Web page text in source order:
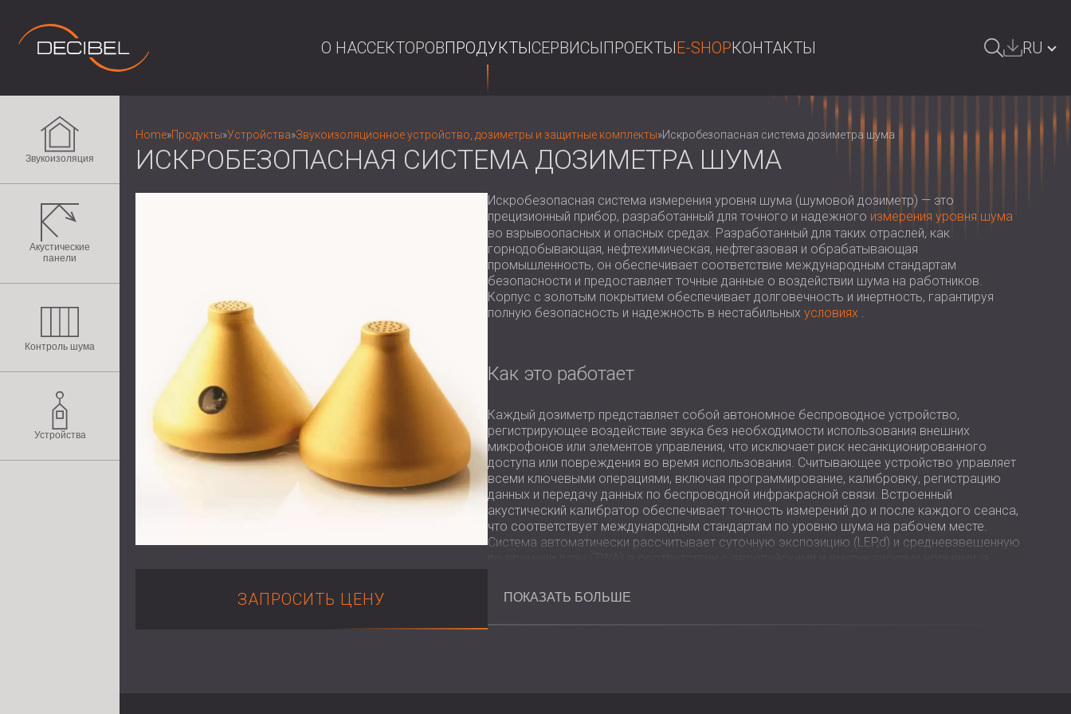
О НАССЕКТОРОВПРОДУКТЫСЕРВИСЫПРОЕКТЫE-SHOPКОНТАКТЫ RU
ÖSTERREICH | AT
SRBIJA | RS
ROMÂNIA | RO
POLAND | PL
Звукоизоляция
Акустические
панели
Контроль шума
Устройства
Home»Продукты»Устройства»Звукоизоляционное устройство, дозиметры и защитные комплекты»Искробезопасная система дозиметра шума
ИСКРОБЕЗОПАСНАЯ СИСТЕМА ДОЗИМЕТРА ШУМА
ЗАПРОСИТЬ ЦЕНУ
Искробезопасная система измерения уровня шума (шумовой дозиметр) — это
прецизионный прибор, разработанный для точного и надежного измерения уровня шума
во взрывоопасных и опасных средах. Разработанный для таких отраслей, как
горнодобывающая, нефтехимическая, нефтегазовая и обрабатывающая
промышленность, он обеспечивает соответствие международным стандартам
безопасности и предоставляет точные данные о воздействии шума на работников.
Корпус с золотым покрытием обеспечивает долговечность и инертность, гарантируя
полную безопасность и надежность в нестабильных условиях .
Как это работает
Каждый дозиметр представляет собой автономное беспроводное устройство,
регистрирующее воздействие звука без необходимости использования внешних
микрофонов или элементов управления, что исключает риск несанкционированного
доступа или повреждения во время использования. Считывающее устройство управляет
всеми ключевыми операциями, включая программирование, калибровку, регистрацию
данных и передачу данных по беспроводной инфракрасной связи. Встроенный
акустический калибратор обеспечивает точность измерений до и после каждого сеанса,
что соответствует международным стандартам по уровню шума на рабочем месте.
Система автоматически рассчитывает суточную экспозицию (LEP,d) и средневзвешенную
пиковые уровни шума в течение рабочего дня или недели.
ПОКАЗАТЬ БОЛЬШЕ